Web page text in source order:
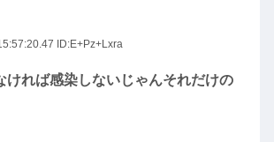
ID:E+Pz+Lxra
ければ感染しないじゃんそれだけの